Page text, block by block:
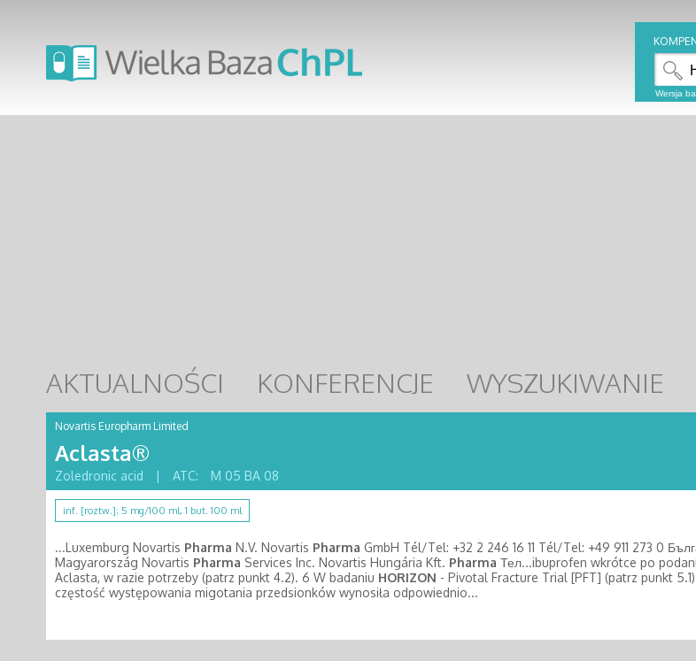
AKTUALNOŚCI KONFERENCJE WYSZUKIWANIE
Novartis Europharm Limited
Aclasta®
Zoledronic acid
| ATC: M 05 BA 08
inf. [roztw.]; 5 mg/100 ml, 1 but. 100 ml
...Luxemburg Novartis Pharma N.V. Novartis Pharma GmbH Tél/Tel: +32 2 246 16 11 Tél/Tel: +49 911 273 0
Magyarország Novartis Pharma Services Inc. Novartis Hungária Kft. Pharma Тел...ibuprofen wkrótce po
Aclasta, w razie potrzeby (patrz punkt 4.2). 6 W badaniu HORIZON - Pivotal Fracture Trial [PFT] (patrz punkt
częstość występowania migotania przedsionków wynosiła odpowiednio...